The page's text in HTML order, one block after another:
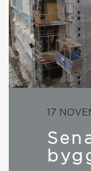
17